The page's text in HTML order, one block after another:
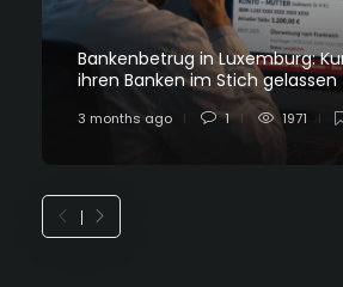
Bankenbetrug in Luxemburg:
ihren Banken im Stich gelassen
3 months ago 1 1971